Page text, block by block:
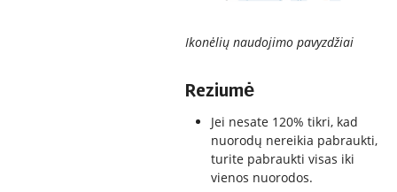
Ikonėlių naudojimo pavyzdžiai
Reziumė
Jei nesate 120% tikri, kad
nuorodų nereikia pabraukti,
turite pabraukti visas iki
vienos nuorodos.